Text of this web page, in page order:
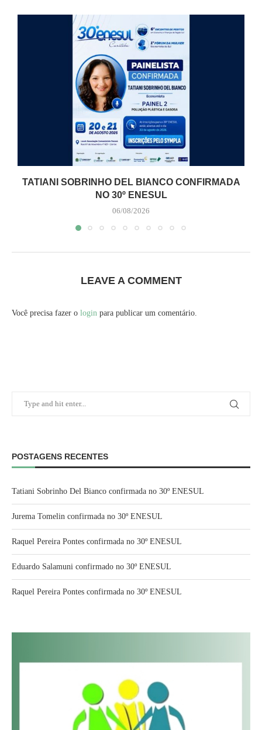
TATIANI SOBRINHO DEL BIANCO CONFIRMADA
NO 30º ENESUL
06/08/2026
LEAVE A COMMENT
Você precisa fazer o login para publicar um comentário.
POSTAGENS RECENTES
Tatiani Sobrinho Del Bianco confirmada no 30º ENESUL
Jurema Tomelin confirmada no 30º ENESUL
Raquel Pereira Pontes confirmada no 30º ENESUL
Eduardo Salamuni confirmado no 30º ENESUL
Raquel Pereira Pontes confirmada no 30º ENESUL